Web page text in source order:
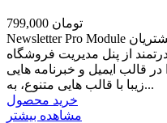
799,000 تومان
Newsletter Pro Module ماژول پیشرفته ارسال ایمیل به مشتریان
از پنل مدیریت فروشگاه
قالب ایمیل و خبرنامه هایی
زیبا با قالب هایی متنوع، به...
خرید محصول
مشاهده بیشتر